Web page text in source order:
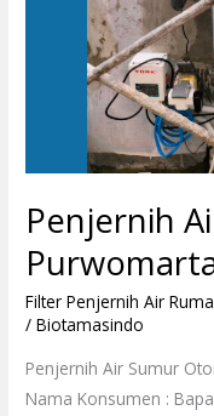
Penjernih
Filter Penjernih Air
/Biotamasindo
Penjernih Air Sumur
Nama Konsumen :